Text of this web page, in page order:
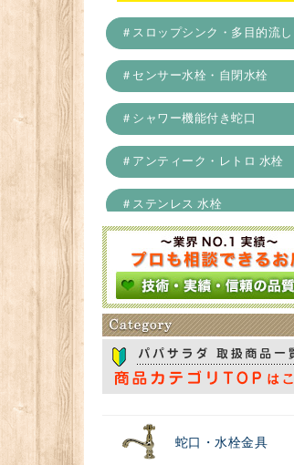
＃スロップシンク・多目的流し
＃センサー水栓・自閉水栓
＃シャワー機能付き蛇口
＃アンティーク・レトロ 水栓
＃ステンレス 水栓
＃浄水器
蛇口・水栓金具